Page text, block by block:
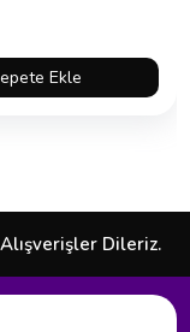
Ekle
Dileriz.